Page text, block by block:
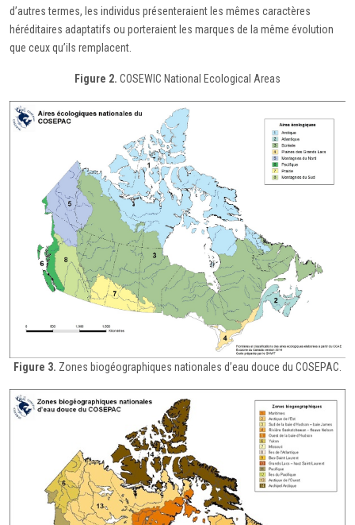
d’autres termes, les individus présenteraient les mêmes caractères
héréditaires adaptatifs ou porteraient les marques de la même évolution
que ceux qu’ils remplacent.
Figure 2. COSEWIC National Ecological Areas
Figure 3. Zones biogéographiques nationales d’eau douce du COSEPAC.